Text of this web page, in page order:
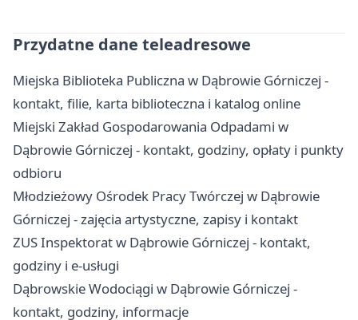
Przydatne dane teleadresowe
Miejska Biblioteka Publiczna w Dąbrowie Górniczej -
kontakt, filie, karta biblioteczna i katalog online
Miejski Zakład Gospodarowania Odpadami w
Dąbrowie Górniczej - kontakt, godziny, opłaty i punkty
odbioru
Młodzieżowy Ośrodek Pracy Twórczej w Dąbrowie
Górniczej - zajęcia artystyczne, zapisy i kontakt
ZUS Inspektorat w Dąbrowie Górniczej - kontakt,
godziny i e-usługi
Dąbrowskie Wodociągi w Dąbrowie Górniczej -
kontakt, godziny, informacje